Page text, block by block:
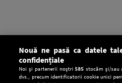
Nouă ne pasă ca datele
confidențiale
Noi și partenerii noștri585 stocăm și/sau
dvs., precum identificatorii cookie unici